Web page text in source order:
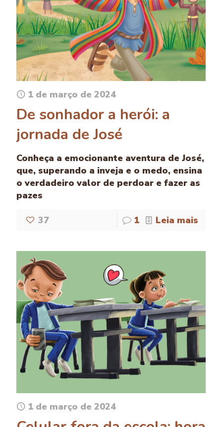
1 de março de 2024
De sonhador a herói: a
jornada de José
Conheça a emocionante aventura de José,
que, superando a inveja e o medo, ensina
o verdadeiro valor de perdoar e fazer as
pazes
37 1 Leia mais
1 de março de 2024